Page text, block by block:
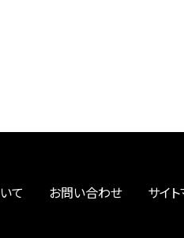
て お問い合わせ サイ